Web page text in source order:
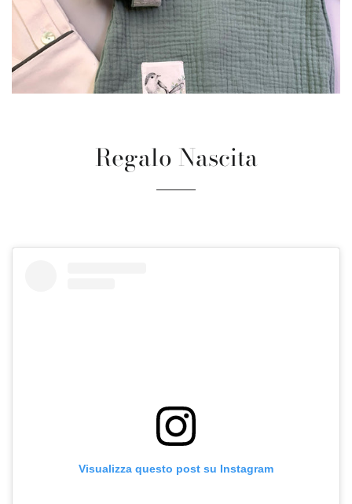
Regalo Nascita
Visualizza questo post su Instagram